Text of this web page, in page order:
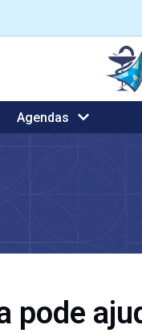
Agendas
pode